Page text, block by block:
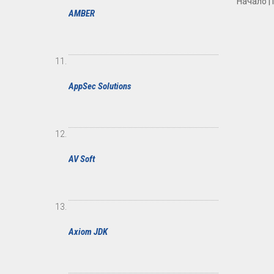
AMBER
AppSec Solutions
AV Soft
Axiom JDK